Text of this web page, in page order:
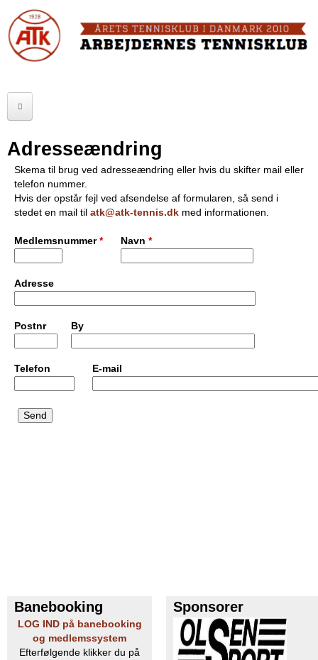
to
main
b
e
e
r
n
e
s
T
u
FORSIDE
JUNIOR
MOTIONISTER
TURNERINGER
RANGLISTER
MAKKERBØRS
Adresseændring
Skema til brug ved adresseændring eller hvis du skifter mail eller
telefon nummer.
Hvis der opstår fejl ved afsendelse af formularen, så send i
stedet en mail til atk@atk-tennis.dk med informationen.
Medlemsnummer * Navn *
Adresse
Postnr By
Telefon E-mail
Banebooking
LOG IND på banebooking
og medlemssystem
Efterfølgende klikker du på
Sponsorer